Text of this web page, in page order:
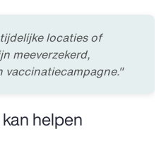
locaties of
meeverzekerd,
helpen